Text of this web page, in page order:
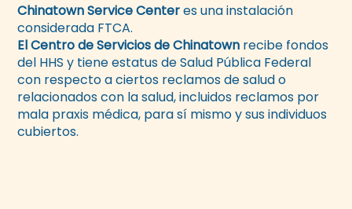
Chinatown Service Centeres una instalación
considerada FTCA.
El Centro de Servicios de Chinatown recibe fondos
del HHS y tiene estatus de Salud Pública Federal
con respecto a ciertos reclamos de salud o
relacionados con la salud, incluidos reclamos por
mala praxis médica, para sí mismo y sus individuos
cubiertos.